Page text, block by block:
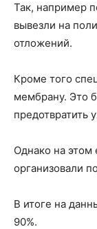
Так, например
вывезли на
отложений.
Кроме того
мембрану. Это
предотвратить
Однако на
организовали
В итоге на
90%.